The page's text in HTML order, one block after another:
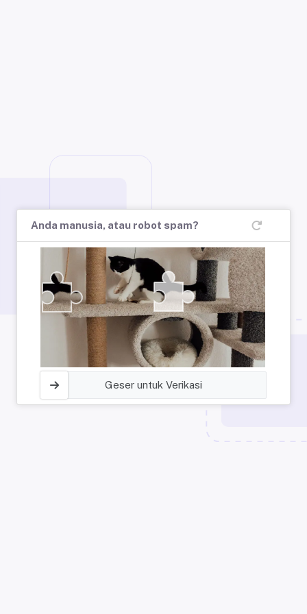
Anda manusia, atau robot spam?
Geser untuk Verikasi